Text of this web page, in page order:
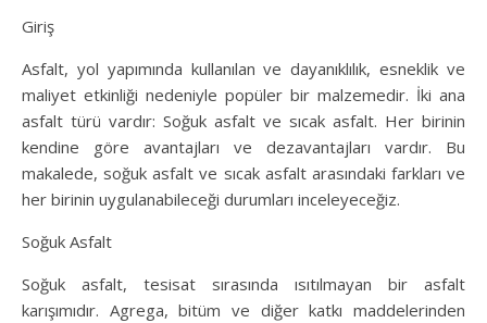
Giriş
Asfalt, yol yapımında kullanılan ve dayanıklılık, esneklik ve
maliyet etkinliği nedeniyle popüler bir malzemedir. İki ana
asfalt türü vardır: Soğuk asfalt ve sıcak asfalt. Her birinin
kendine göre avantajları ve dezavantajları vardır. Bu
makalede, soğuk asfalt ve sıcak asfalt arasındaki farkları ve
her birinin uygulanabileceği durumları inceleyeceğiz.
Soğuk Asfalt
Soğuk asfalt, tesisat sırasında ısıtılmayan bir asfalt
karışımıdır. Agrega, bitüm ve diğer katkı maddelerinden